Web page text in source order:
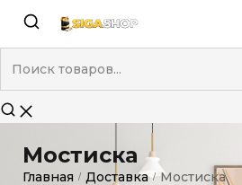
Мостиска
Главная / Доставка / Мостиска